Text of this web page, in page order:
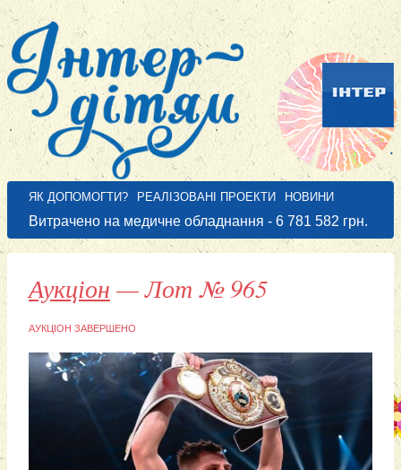
.
ЯК ДОПОМОГТИ? РЕАЛІЗОВАНІ ПРОЕКТИ НОВИНИ
Витрачено на медичне обладнання - 6 781 582 грн.
Аукціон — Лот № 965
АУКЦІОН ЗАВЕРШЕНО